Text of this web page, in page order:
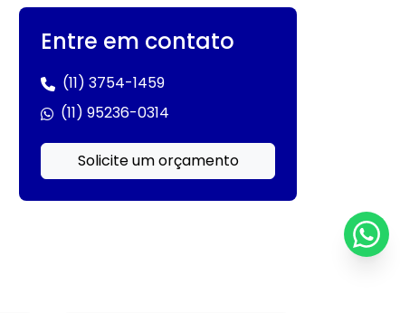
Compressores industriais de alta
pressão
Compressores industriais para ar e
gases
Compressores J.A. becker & söhne
Compressores JAB
Entre em contato
(11) 3754-1459
(11) 95236-0314
Solicite um orçamento